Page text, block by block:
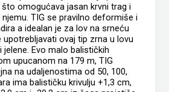
što omogućava jasan krvni trag i
TIG se pravilno deformiše i
a idealan je za lov na srneću
upotrebljavati ovaj tip zrna u lovu
jelene. Evo malo balističkih
upucanom na 179 m, TIG
na udaljenostima od 50, 100,
ima balističku krivulju +1,3 cm,